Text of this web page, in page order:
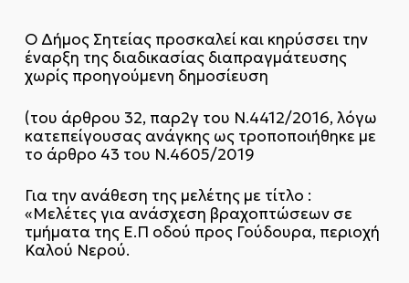
Ο Δήμος Σητείας προσκαλεί και κηρύσσει την
έναρξη της διαδικασίας διαπραγμάτευσης
χωρίς προηγούμενη δημοσίευση
(του άρθρου 32, παρ2γ του Ν.4412/2016, λόγω
κατεπείγουσας ανάγκης ως τροποποιήθηκε με
το άρθρο 43 του Ν.4605/2019
Για την ανάθεση της μελέτης με τίτλο :
«Μελέτες για ανάσχεση βραχοπτώσεων σε
τμήματα της Ε.Π οδού προς Γούδουρα, περιοχή
Καλού Νερού.